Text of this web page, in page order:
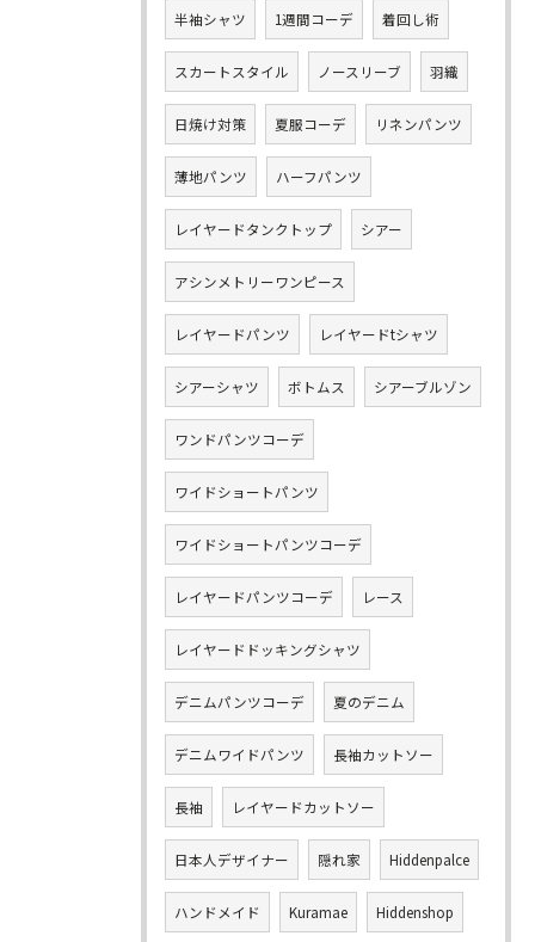
半袖シャツ 1週間コーデ 着回し術
スカートスタイル ノースリーブ 羽織
日焼け対策 夏服コーデ リネンパンツ
薄地パンツ ハーフパンツ
レイヤードタンクトップ シアー
アシンメトリーワンピース
レイヤードパンツ レイヤードtシャツ
シアーシャツ ボトムス シアーブルゾン
ワンドパンツコーデ
ワイドショートパンツ
ワイドショートパンツコーデ
レイヤードパンツコーデ レース
レイヤードドッキングシャツ
デニムパンツコーデ 夏のデニム
デニムワイドパンツ 長袖カットソー
長袖 レイヤードカットソー
日本人デザイナー 隠れ家 Hiddenpalce
ハンドメイド Kuramae Hiddenshop